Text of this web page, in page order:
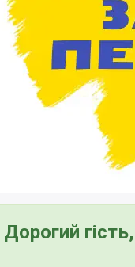
Дорогий